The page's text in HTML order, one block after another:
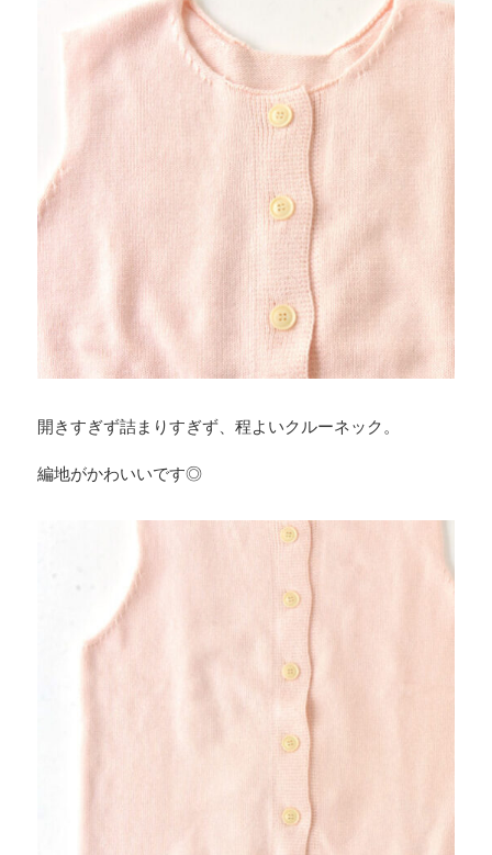
開きすぎず詰まりすぎず、程よいクルーネック。
編地がかわいいです◎